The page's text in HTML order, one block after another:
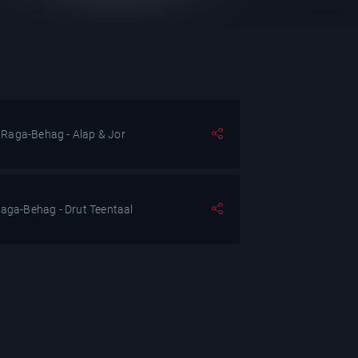
Raga-Behag - Alap & Jor
Behag - Drut Teentaal